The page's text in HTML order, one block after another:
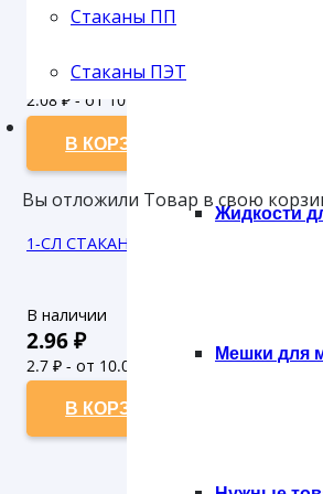
Жидкости
Мешки для
Стаканы ПП
Стаканы ПЭТ
Вы отложили Товар в свою
2.29₽
2.08 ₽ - от 10.000 рублей
1.89₽ - от 50.000 рублей
В КОРЗИНУ
1-СЛ СТАКАН 185 МЛ КОФЕ (100/2000)
В наличии
2.96₽
2.7 ₽ - от 10.000 рублей
2.45₽ - от 50.000 рублей
В КОРЗИНУ